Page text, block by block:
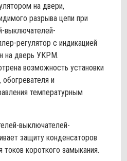
на двери,
разрыва цепи при
выключателей-
регулятор с индикацией
на дверь УКРМ.
возможность установки
и
температурным
выключателей-
защиту конденсаторов
токов короткого замыкания.